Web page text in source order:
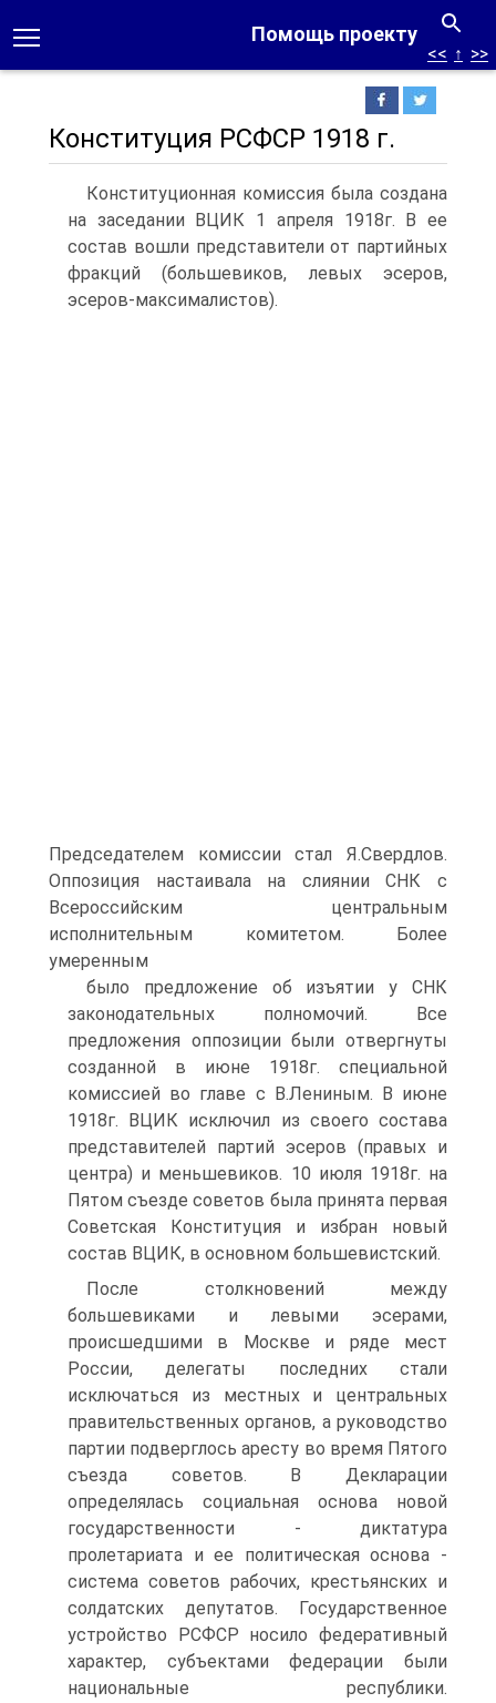
Помощь проекту
<< ↑ >>
Конституция РСФСР 1918 г.
Конституционная комиссия была создана
на заседании ВЦИК 1 апреля 1918г. В ее
состав вошли представители от партийных
фракций (большевиков, левых эсеров,
эсеров-максималистов).
Председателем комиссии стал Я.Свердлов.
Оппозиция настаивала на слиянии СНК с
Всероссийским центральным
исполнительным комитетом. Более
умеренным
было предложение об изъятии у СНК
законодательных полномочий. Все
предложения оппозиции были отвергнуты
созданной в июне 1918г. специальной
комиссией во главе с В.Лениным. В июне
1918г. ВЦИК исключил из своего состава
представителей партий эсеров (правых и
центра) и меньшевиков. 10 июля 1918г. на
Пятом съезде советов была принята первая
Советская Конституция и избран новый
состав ВЦИК, в основном большевистский.
После столкновений между
большевиками и левыми эсерами,
происшедшими в Москве и ряде мест
России, делегаты последних стали
исключаться из местных и центральных
правительственных органов, а руководство
партии подверглось аресту во время Пятого
съезда советов. В Декларации
определялась социальная основа новой
государственности - диктатура
пролетариата и ее политическая основа -
система советов рабочих, крестьянских и
солдатских депутатов. Государственное
устройство РСФСР носило федеративный
характер, субъектами федерации были
национальные республики.